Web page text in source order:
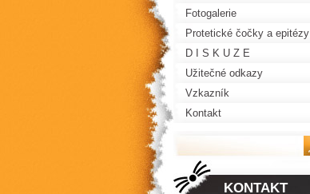
Fotogalerie
Protetické čočky a epitézy
D I S K U Z E
Užitečné odkazy
Vzkazník
Kontakt
KONTAKT